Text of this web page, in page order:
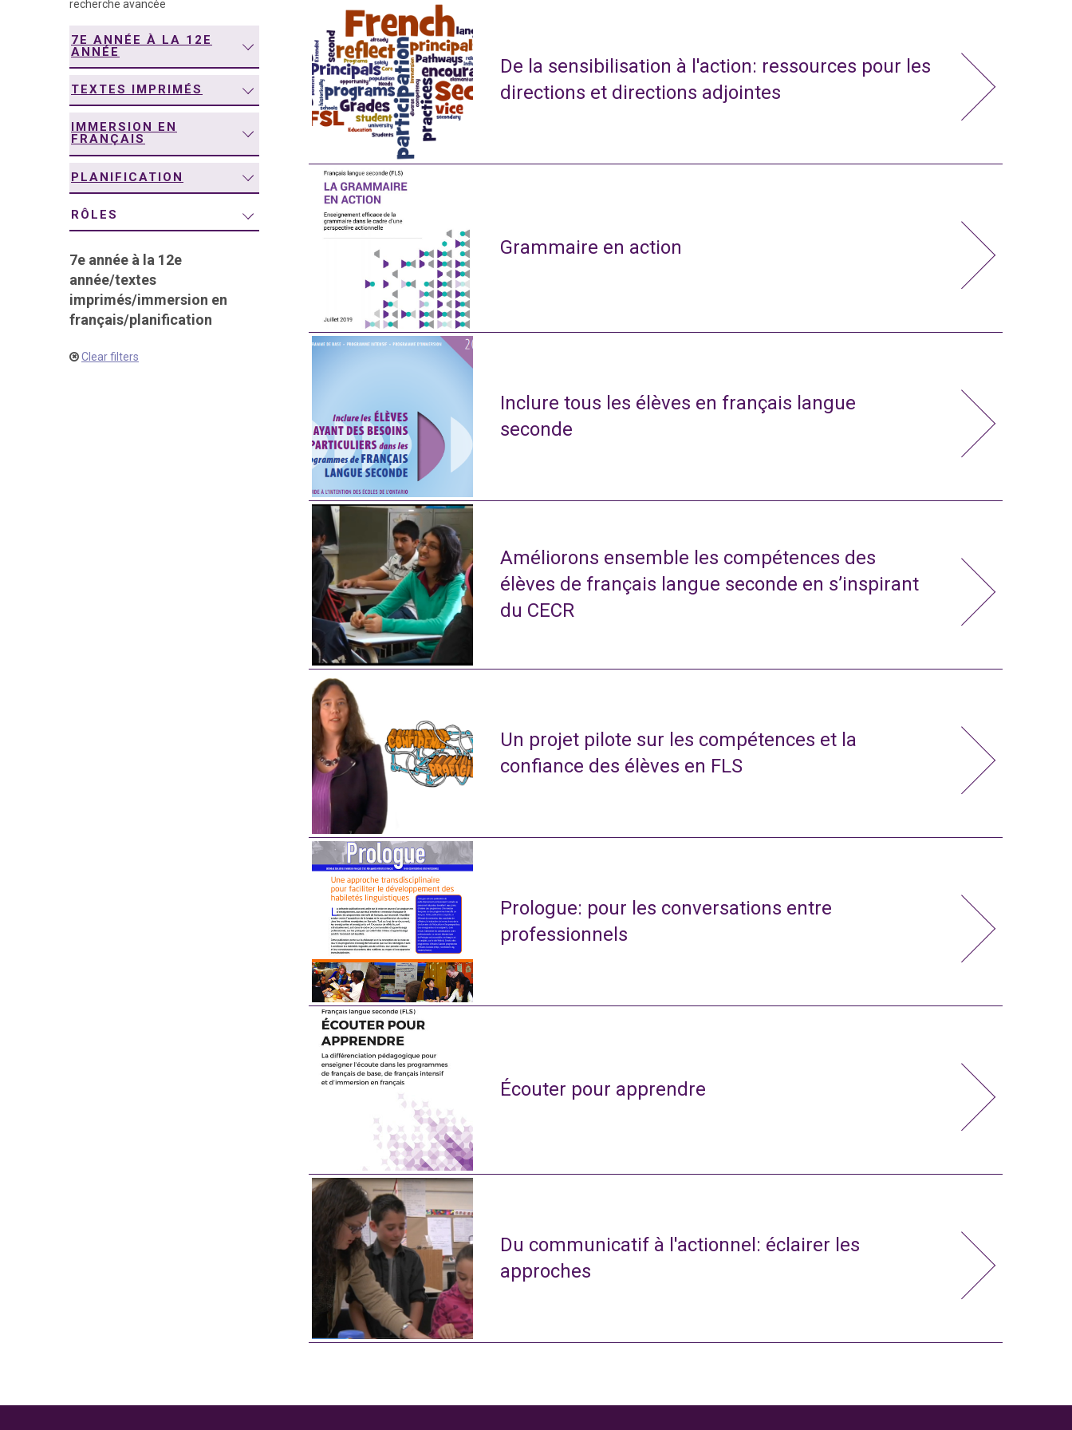
recherche avancée
7E ANNÉE À LA 12E
ANNÉE
TEXTES IMPRIMÉS
IMMERSION EN
FRANÇAIS
PLANIFICATION
RÔLES
7e année à la 12e
année/textes
imprimés/immersion en
français/planification
Clear filters
De la sensibilisation à l'action: ressources pour les
directions et directions adjointes
Grammaire en action
Inclure tous les élèves en français langue
seconde
Améliorons ensemble les compétences des
élèves de français langue seconde en s’inspirant
du CECR
Un projet pilote sur les compétences et la
confiance des élèves en FLS
Prologue: pour les conversations entre
professionnels
Écouter pour apprendre
Du communicatif à l'actionnel: éclairer les
approches